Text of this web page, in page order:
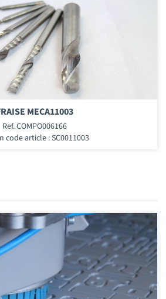
MECA11003
Ref. COMPO006166
code article : SC0011003